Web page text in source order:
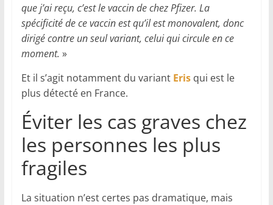
que j’ai reçu, c’est le vaccin de chez Pfizer. La
spécificité de ce vaccin est qu’il est monovalent, donc
dirigé contre un seul variant, celui qui circule en ce
moment. »
Et il s’agit notamment du variant Erisqui est le
plus détecté en France.
Éviter les cas graves chez
les personnes les plus
fragiles
La situation n’est certes pas dramatique, mais